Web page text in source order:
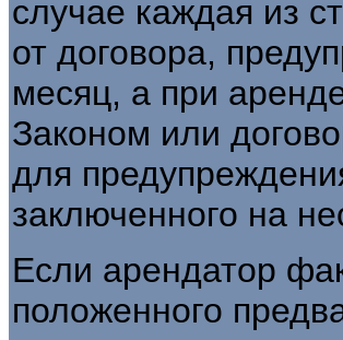
случае каждая из
от договора,
месяц, а при
Законом или
для
заключенного на
Если арендатор
положенного